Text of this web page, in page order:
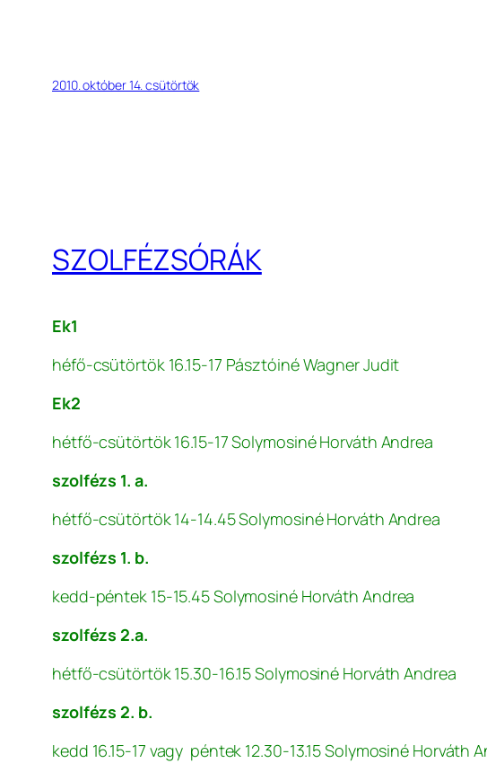
2010. október 14. csütörtök
SZOLFÉZSÓRÁK
Ek1
héfő-csütörtök 16.15-17 Pásztóiné Wagner Judit
Ek2
hétfő-csütörtök 16.15-17 Solymosiné Horváth Andrea
szolfézs 1. a.
hétfő-csütörtök 14-14.45 Solymosiné Horváth Andrea
szolfézs 1. b.
kedd-péntek 15-15.45 Solymosiné Horváth Andrea
szolfézs 2.a.
hétfő-csütörtök 15.30-16.15 Solymosiné Horváth Andrea
szolfézs 2. b.
kedd 16.15-17 vagy péntek 12.30-13.15 Solymosiné Horváth